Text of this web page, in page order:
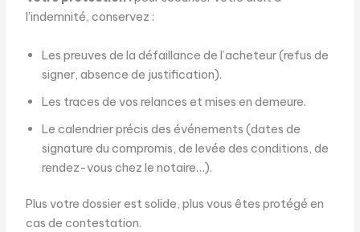
l’indemnité, conservez :
Les preuves de la défaillance de l’acheteur (refus de
signer, absence de justification).
Les traces de vos relances et mises en demeure.
Le calendrier précis des événements (dates de
signature du compromis, de levée des conditions, de
rendez-vous chez le notaire…).
Plus votre dossier est solide, plus vous êtes protégé en
cas de contestation.